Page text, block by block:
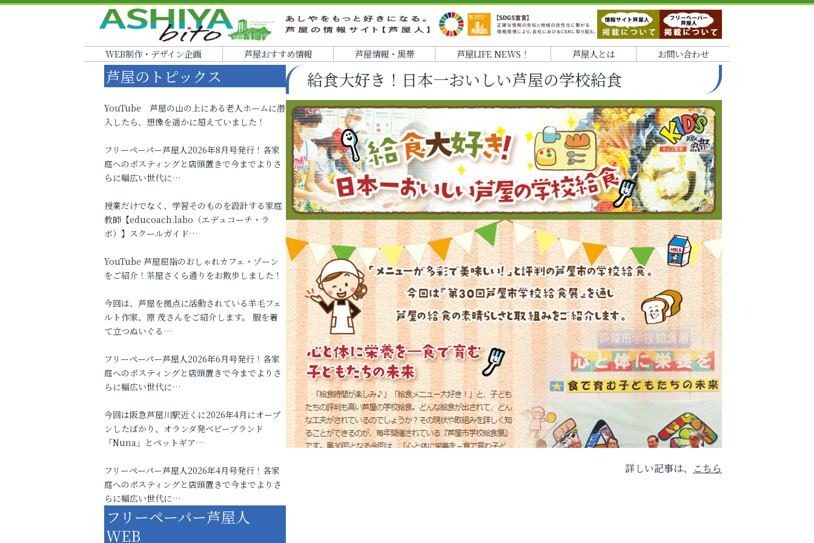
WEB制作・デザイン企画 芦屋おすすめ情報 芦屋情報・黒帯 芦屋LIFE NEWS！ 芦屋人とは お問い合わせ
給食大好き！日本一おいしい芦屋の学校給食
詳しい記事は、 こちら
芦屋のトピックス
YouTube 芦屋の山の上にある老人ホームに潜
入したら、想像を遥かに超えていました！
フリーペーパー芦屋人2026年8月号発行！各家
庭へのポスティングと店頭置きで今までよりさ
らに幅広い世代に…
授業だけでなく、学習そのものを設計する家庭
教師【educoach.labo（エデュコーチ・ラ
ボ）】スクールガイド…
YouTube 芦屋屈指のおしゃれカフェ・ゾーン
をご紹介！茶屋さくら通りをお散歩しました！
今回は、芦屋を拠点に活動されている羊毛フェ
ルト作家、原 茂さんをご紹介します。 服を着
て立つぬいぐる…
フリーペーパー芦屋人2026年6月号発行！各家
庭へのポスティングと店頭置きで今までよりさ
らに幅広い世代に…
今回は阪急芦屋川駅近くに2026年4月にオープ
ンしたばかり、オランダ発ベビーブランド
「Nuna」とペットギア…
フリーペーパー芦屋人2026年4月号発行！各家
庭へのポスティングと店頭置きで今までよりさ
らに幅広い世代に…
フリーペーパー芦屋人
WEB